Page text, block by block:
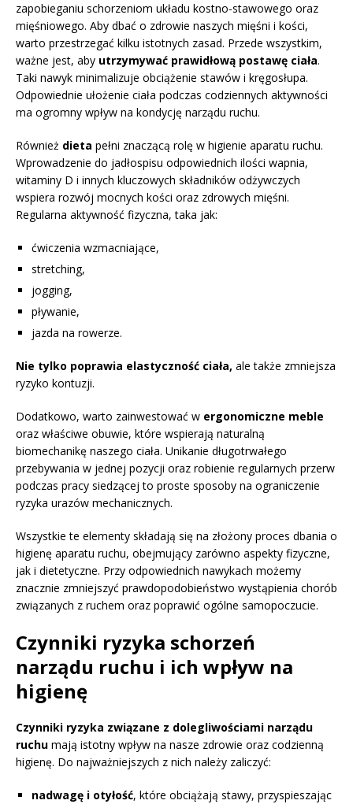
zapobieganiu schorzeniom układu kostno-stawowego oraz
mięśniowego. Aby dbać o zdrowie naszych mięśni i kości,
warto przestrzegać kilku istotnych zasad. Przede wszystkim,
ważne jest, aby utrzymywać prawidłową postawę ciała.
Taki nawyk minimalizuje obciążenie stawów i kręgosłupa.
Odpowiednie ułożenie ciała podczas codziennych aktywności
ma ogromny wpływ na kondycję narządu ruchu.
Również dieta pełni znaczącą rolę w higienie aparatu ruchu.
Wprowadzenie do jadłospisu odpowiednich ilości wapnia,
witaminy D i innych kluczowych składników odżywczych
wspiera rozwój mocnych kości oraz zdrowych mięśni.
Regularna aktywność fizyczna, taka jak:
ćwiczenia wzmacniające,
stretching,
jogging,
pływanie,
jazda na rowerze.
Nie tylko poprawia elastyczność ciała, ale także zmniejsza
ryzyko kontuzji.
Dodatkowo, warto zainwestować w ergonomiczne meble
oraz właściwe obuwie, które wspierają naturalną
biomechanikę naszego ciała. Unikanie długotrwałego
przebywania w jednej pozycji oraz robienie regularnych przerw
podczas pracy siedzącej to proste sposoby na ograniczenie
ryzyka urazów mechanicznych.
Wszystkie te elementy składają się na złożony proces dbania o
higienę aparatu ruchu, obejmujący zarówno aspekty fizyczne,
jak i dietetyczne. Przy odpowiednich nawykach możemy
znacznie zmniejszyć prawdopodobieństwo wystąpienia chorób
związanych z ruchem oraz poprawić ogólne samopoczucie.
Czynniki ryzyka schorzeń
narządu ruchu i ich wpływ na
higienę
Czynniki ryzyka związane z dolegliwościami narządu
ruchu mają istotny wpływ na nasze zdrowie oraz codzienną
higienę. Do najważniejszych z nich należy zaliczyć:
nadwagę i otyłość, które obciążają stawy, przyspieszając